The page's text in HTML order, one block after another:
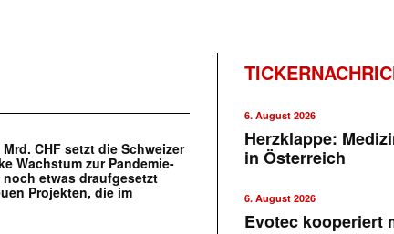
CHF setzt die Schweizer
Wachstum zur Pandemie-
etwas draufgesetzt
Projekten, die im
6. August 2026
Herzklappe:
in Österreich
6. August 2026
Evotec kooperiert